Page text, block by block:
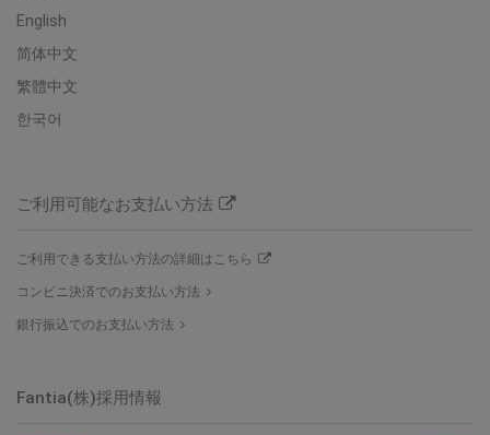
English
简体中文
繁體中文
한국어
ご利用可能なお支払い方法
ご利用できる支払い方法の詳細はこちら
コンビニ決済でのお支払い方法
銀行振込でのお支払い方法
Fantia(株)採用情報